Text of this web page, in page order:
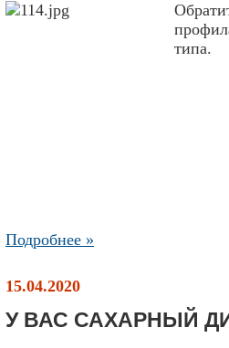
типа.
Подробнее »
15.04.2020
У ВАС САХАРНЫЙ